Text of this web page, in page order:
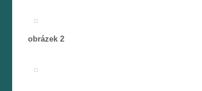
obrázek 2